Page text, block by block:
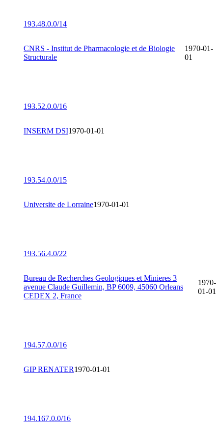
193.48.0.0/14
CNRS - Institut de Pharmacologie et de Biologie
Structurale
1970-01-
01
193.52.0.0/16
INSERM DSI1970-01-01
193.54.0.0/15
Universite de Lorraine1970-01-01
193.56.4.0/22
Bureau de Recherches Geologiques et Minieres 3
avenue Claude Guillemin, BP 6009, 45060 Orleans
CEDEX 2, France
1970-
01-01
194.57.0.0/16
GIP RENATER1970-01-01
194.167.0.0/16